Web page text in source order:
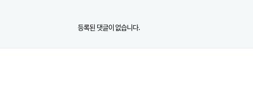
등록된 댓글이 없습니다.